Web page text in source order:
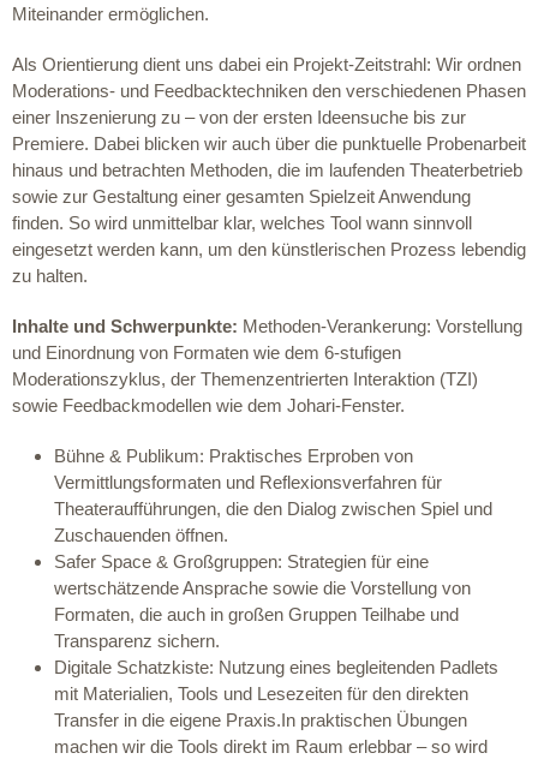
Miteinander ermöglichen.
Als Orientierung dient uns dabei ein Projekt-Zeitstrahl: Wir ordnen
Moderations- und Feedbacktechniken den verschiedenen Phasen
einer Inszenierung zu – von der ersten Ideensuche bis zur
Premiere. Dabei blicken wir auch über die punktuelle Probenarbeit
hinaus und betrachten Methoden, die im laufenden Theaterbetrieb
sowie zur Gestaltung einer gesamten Spielzeit Anwendung
finden. So wird unmittelbar klar, welches Tool wann sinnvoll
eingesetzt werden kann, um den künstlerischen Prozess lebendig
zu halten.
Inhalte und Schwerpunkte: Methoden-Verankerung: Vorstellung
und Einordnung von Formaten wie dem 6-stufigen
Moderationszyklus, der Themenzentrierten Interaktion (TZI)
sowie Feedbackmodellen wie dem Johari-Fenster.
Bühne & Publikum: Praktisches Erproben von
Vermittlungsformaten und Reflexionsverfahren für
Theateraufführungen, die den Dialog zwischen Spiel und
Zuschauenden öffnen.
Safer Space & Großgruppen: Strategien für eine
wertschätzende Ansprache sowie die Vorstellung von
Formaten, die auch in großen Gruppen Teilhabe und
Transparenz sichern.
Digitale Schatzkiste: Nutzung eines begleitenden Padlets
mit Materialien, Tools und Lesezeiten für den direkten
Transfer in die eigene Praxis.In praktischen Übungen
machen wir die Tools direkt im Raum erlebbar – so wird